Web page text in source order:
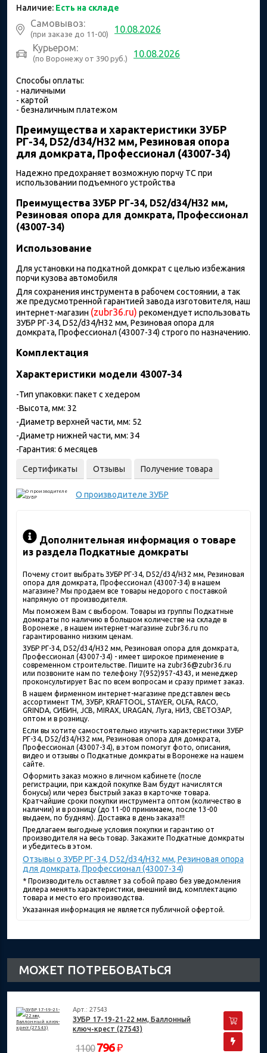
Наличие: Есть на складе
Самовывоз:
(при заказе до 11-00)
10.08.2026
Курьером:
(по Воронежу от 390 руб.) 10.08.2026
Способы оплаты:
- наличными
- картой
- безналичным платежом
Преимущества и характеристики ЗУБР
РГ-34, D52/d34/H32 мм, Резиновая опора
для домкрата, Профессионал (43007-34)
Надежно предохраняет возможную порчу ТС при
использовании подъемного устройства
Преимущества ЗУБР РГ-34, D52/d34/H32 мм,
Резиновая опора для домкрата, Профессионал
(43007-34)
Использование
Для установки на подкатной домкрат с целью избежания
порчи кузова автомобиля
Для сохранения инструмента в рабочем состоянии, а так
же предусмотренной гарантией завода изготовителя, наш
интернет-магазин (zubr36.ru) рекомендует использовать
ЗУБР РГ-34, D52/d34/H32 мм, Резиновая опора для
домкрата, Профессионал (43007-34) строго по назначению.
Комплектация
Характеристики модели 43007-34
-Тип упаковки: пакет с хедером
-Высота, мм: 32
-Диаметр верхней части, мм: 52
-Диаметр нижней части, мм: 34
-Гарантия: 6 месяцев
Сертификаты Отзывы Получение товара
О производителе ЗУБР
Дополнительная информация о товаре
из раздела Подкатные домкраты
Почему стоит выбрать ЗУБР РГ-34, D52/d34/H32 мм, Резиновая
опора для домкрата, Профессионал (43007-34) в нашем
магазине? Мы продаем все товары недорого с поставкой
напрямую от производителя.
Мы поможем Вам с выбором. Товары из группы Подкатные
домкраты по наличию в большом количестве на складе в
Воронеже , в нашем интернет-магазине zubr36.ru по
гарантированно низким ценам.
ЗУБР РГ-34, D52/d34/H32 мм, Резиновая опора для домкрата,
Профессионал (43007-34) - имеет широкое применение в
современном строительстве. Пишите на zubr36@zubr36.ru
или позвоните нам по телефону 7(952)957-4343, и менеджер
проконсультирует Вас по всем вопросам и сразу примет заказ.
В нашем фирменном интернет-магазине представлен весь
ассортимент ТМ, ЗУБР, KRAFTOOL, STAYER, OLFA, RACO,
GRINDA, СИБИН, JCB, MIRAX, URAGAN, Луга, НИЗ, СВЕТОЗАР,
оптом и в розницу.
Если вы хотите самостоятельно изучить характеристики ЗУБР
РГ-34, D52/d34/H32 мм, Резиновая опора для домкрата,
Профессионал (43007-34), в этом помогут фото, описания,
видео и отзывы о Подкатные домкраты в Воронеже на нашем
сайте.
Оформить заказ можно в личном кабинете (после
регистрации, при каждой покупке Вам будут начислятся
бонусы) или через быстрый заказ в карточке товара.
Кратчайшие сроки покупки инструмента оптом (количество в
наличии) и в розницу (до 11-00 принимаем, после 13-00
выдаем, по будням). Доставка в день заказа!!!
Предлагаем выгодные условия покупки и гарантию от
производителя на весь товар. Закажите Подкатные домкраты
и убедитесь в этом.
Отзывы о ЗУБР РГ-34, D52/d34/H32 мм, Резиновая опора
для домкрата, Профессионал (43007-34)
* Производитель оставляет за собой право без уведомления
дилера менять характеристики, внешний вид, комплектацию
товара и место его производства.
Указанная информация не является публичной офертой.
МОЖЕТ ПОТРЕБОВАТЬСЯ
Арт.: 27543
ЗУБР 17-19-21-22 мм, Баллонный
ключ-крест (27543)
1100 796₽